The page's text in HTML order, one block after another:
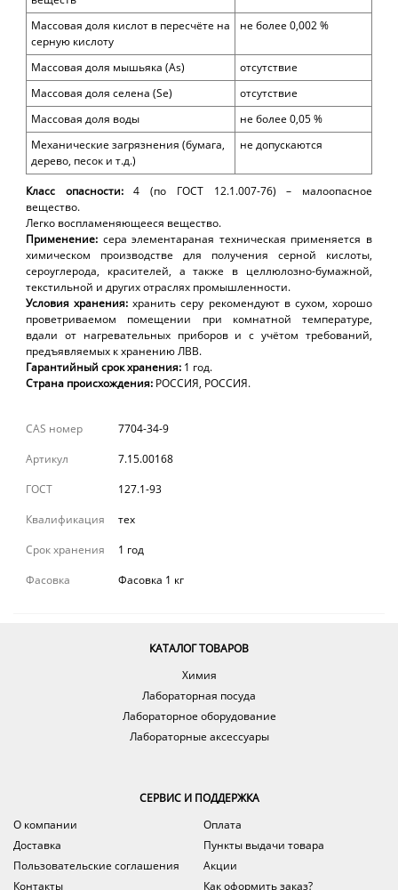
Массовая доля кислот в пересчёте на
серную кислоту
не более 0,002%
Массовая доля мышьяка (As)
отсутствие
Массовая доля селена (Se)
отсутствие
Массовая доля воды не более 0,05 %
Механические загрязнения (бумага,
дерево, песок и т.д.)
не допускаются
Класс опасности:4 (по ГОСТ 12.1.007-76) – малоопасное
вещество.
Легко воспламеняющееся вещество.
Применение: сера элементараная техническая применяется в
химическом производстве для получения серной кислоты,
сероуглерода, красителей, а также в целлюлозно-бумажной,
текстильной и других отраслях промышленности.
Условия хранения: хранить серу рекомендуют в сухом, хорошо
проветриваемом помещении при комнатной температуре,
вдали от нагревательных приборов и с учётом требований,
предъявляемых к хранению ЛВВ.
Гарантийный срок хранения: 1 год.
Страна происхождения: РОССИЯ, РОССИЯ.
CAS номер
7704-34-9
Артикул
7.15.00168
ГОСТ
127.1-93
Квалификация
тех
Срок хранения
1 год
Фасовка
Фасовка 1 кг
КАТАЛОГ ТОВАРОВ
Химия
Лабораторная посуда
Лабораторное оборудование
Лабораторные аксессуары
СЕРВИС И ПОДДЕРЖКА
О компании
Оплата
Доставка
Пункты выдачи товара
Пользовательские соглашения
Акции
Контакты
Как оформить заказ?